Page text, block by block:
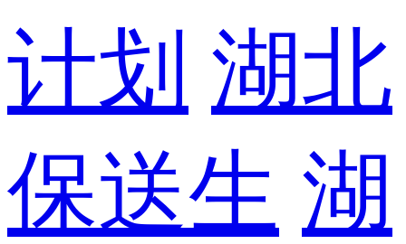
计划 湖北
保送生 湖